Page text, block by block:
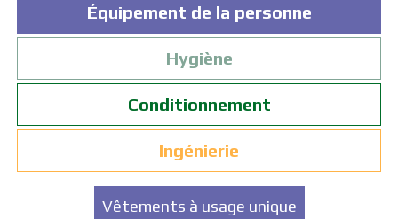
Équipement de la personne
Hygiène
Conditionnement
Ingénierie
Vêtements à usage unique